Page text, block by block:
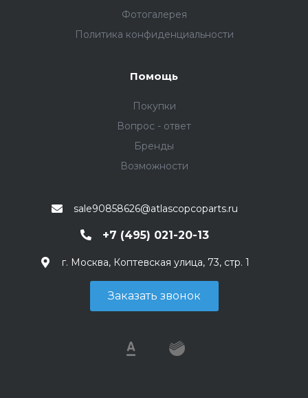
Фотогалерея
Политика конфиденциальности
Помощь
Покупки
Вопрос - ответ
Бренды
Возможности
sale90858626@atlascopcoparts.ru
+7 (495) 021-20-13
г. Москва, Коптевская улица, 73, стр. 1
Заказать звонок